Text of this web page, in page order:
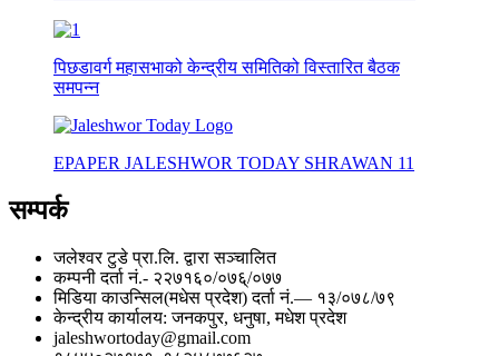
पिछडावर्ग महासभाको केन्द्रीय समितिको विस्तारित बैठक
समपन्न
EPAPER JALESHWOR TODAY SHRAWAN 11
सम्पर्क
जलेश्वर टुडे प्रा.लि. द्वारा सञ्चालित
कम्पनी दर्ता नं.- २२७१६०/०७६्/०७७
मिडिया काउन्सिल(मधेस प्रदेश) दर्ता नं.— १३/०७८/७९
केन्द्रीय कार्यालय: जनकपुर, धनुषा, मधेश प्रदेश
jaleshwortoday@gmail.com